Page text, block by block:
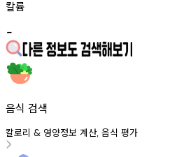
칼륨
-
음식 검색
칼로리 & 영양정보 계산, 음식 평가